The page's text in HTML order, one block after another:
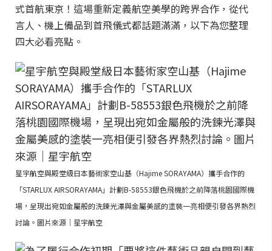
式首航東京！這場重新定義航空美學的跨界合作，從代
言人、機上備品到首飛儀式都話題滿滿，以下為您整理
四大必看亮點。
星宇航空與殿堂級日本藝術家空山基（Hajime SORAYAMA）攜手合作的
「STARLUX AIRSORAYAMA」計劃B-58553銀色飛機於之前降落桃園國際機
場，呈現出宛如金屬般的洗鍊光澤與金屬美感的塗裝一亮相便引發各界熱烈
討論。圖片來源｜星宇航空